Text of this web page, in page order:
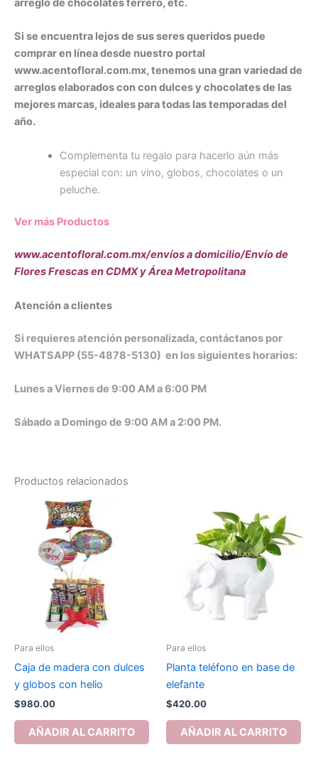
arreglo de chocolates ferrero, etc.
Si se encuentra lejos de sus seres queridos puede
comprar en línea desde nuestro portal
www.acentofloral.com.mx, tenemos una gran variedad de
arreglos elaborados con con dulces y chocolates de las
mejores marcas, ideales para todas las temporadas del
año.
Complementa tu regalo para hacerlo aún más
especial con: un vino, globos, chocolates o un
peluche.
Ver más Productos
www.acentofloral.com.mx/envíos a domicilio/Envío de
Flores Frescas en CDMX y Área Metropolitana
Atención a clientes
Si requieres atención personalizada, contáctanos por
WHATSAPP (55-4878-5130) en los siguientes horarios:
Lunes a Viernes de 9:00 AM a 6:00 PM
Sábado a Domingo de 9:00 AM a 2:00 PM.
Productos relacionados
Para ellos
Caja de madera con dulces
y globos con helio
$980.00
AÑADIR AL CARRITO
Para ellos
Planta teléfono en base de
elefante
$420.00
AÑADIR AL CARRITO